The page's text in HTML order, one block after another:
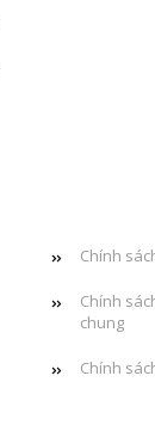
Chính
Chính
chung
Chính